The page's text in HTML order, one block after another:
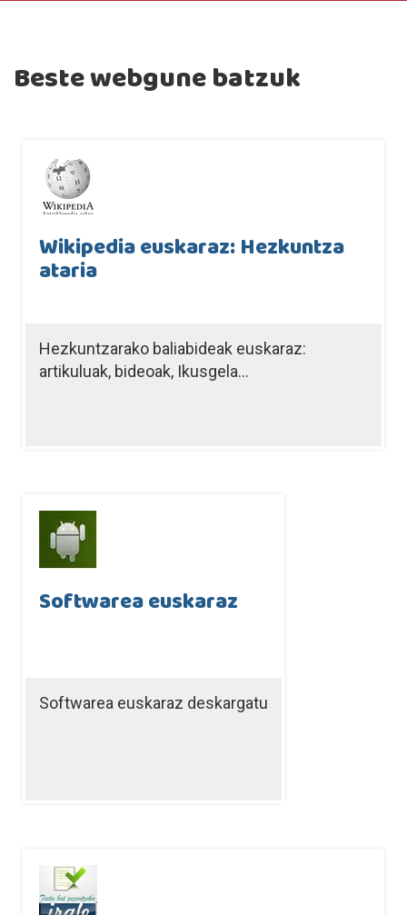
Beste webgune batzuk
Wikipedia euskaraz: Hezkuntza
ataria
Hezkuntzarako baliabideak euskaraz:
artikuluak, bideoak, Ikusgela...
Softwarea euskaraz
Softwarea euskaraz deskargatu